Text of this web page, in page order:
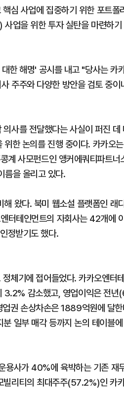
심 사업에 집중하기 위한 포트폴
업을 위한 투자 실탄을 마련하기
한 해명' 공시를 내고 "당사는 카
주주와 다양한 방안을 검토 중이
사를 전달했다는 사실이 퍼진 데
한 논의를 진행 중이다. 카카오
계 사모펀드인 앵커에쿼티파트너
을 올리고 있다.
왔다. 북미 웹소설 플랫폼인 래
터테인먼트의 자회사는 42개에
정받기도 했다.
체기에 접어들었다. 카카오엔터
3.2% 감소했고, 영업이익은 전
권 손상차손은 1889억원에 달
일부 매각 등까지 논의 테이블
용사가 40%에 육박하는 기존 재
빌리티의 최대주주(57.2%)인 카